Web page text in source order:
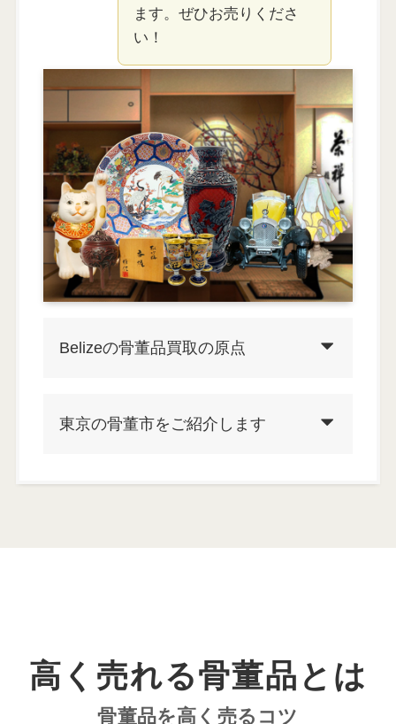
ます。ぜひお売りくださ
い！
Belizeの骨董品買取の原点
東京の骨董市をご紹介します
高く売れる骨董品とは
骨董品を高く売るコツ